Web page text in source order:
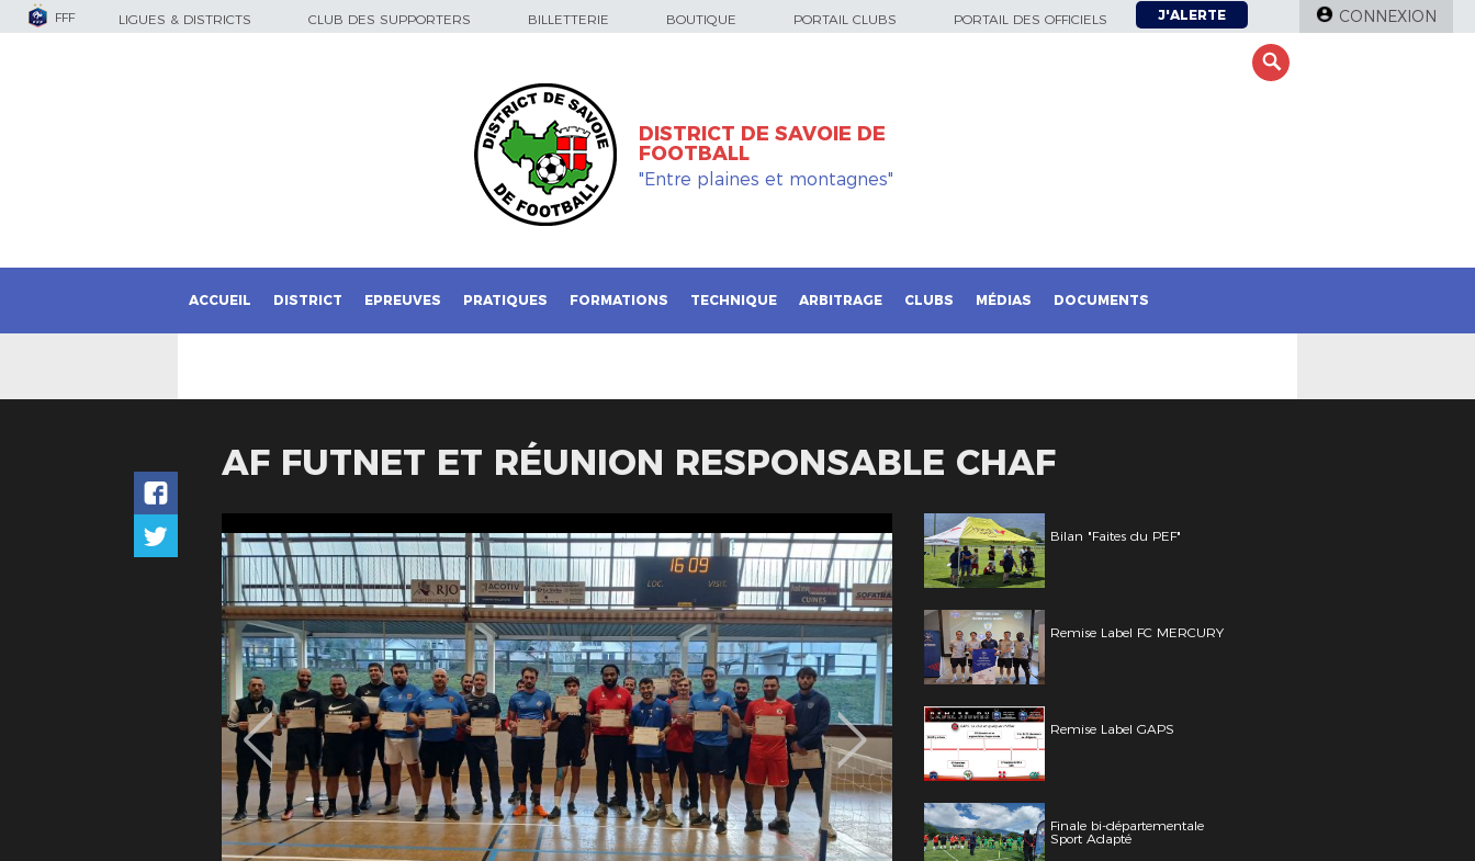
FFF LIGUES & DISTRICTS CLUB DES SUPPORTERS BILLETTERIE BOUTIQUE PORTAIL CLUBS PORTAIL DES OFFICIELS J'ALERTE CONNEXION
DISTRICT DE SAVOIE DE
FOOTBALL
"Entre plaines et montagnes"
ACCUEIL DISTRICT EPREUVES PRATIQUES FORMATIONS TECHNIQUE ARBITRAGE CLUBS MÉDIAS DOCUMENTS
AF FUTNET ET RÉUNION RESPONSABLE CHAF
Bilan "Faites du PEF"
Remise Label FC MERCURY
Remise Label GAPS
Finale bi-départementale
Sport Adapté